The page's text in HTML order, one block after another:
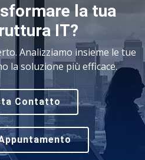
la tua
IT?
Analizziamo insieme le tue
la soluzione più efficace.
Contatto